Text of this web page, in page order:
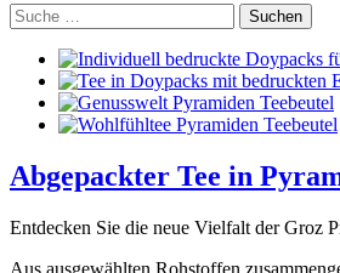
Suche
nach:
Abgepackter Tee in
Entdecken Sie die neue Vielfalt der Groz
Aus ausgewählten Rohstoffen